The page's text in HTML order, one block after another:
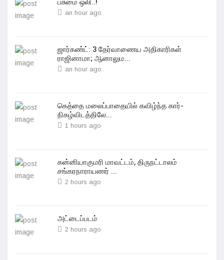
an hour ago
ஜார்கண்ட்: 3 தேர்வாணைய அதிகாரிகள்
ராஜினாமா; ஆனாலும...
an hour ago
கெத்தை மலைப்பாதையில் கவிழ்ந்த கார்-
நிகழ்விடத்திலே...
1 hours ago
கன்னியாகுமரி மாவட்டம், திருநட்டாலம்
சங்கரநாராயணர் ...
2 hours ago
அட்டைப்படம்
2 hours ago